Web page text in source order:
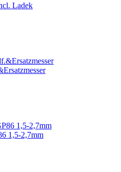
Ladek
1,5-2,7mm